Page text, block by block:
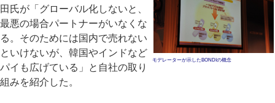
モデレーターが示したBONDIの概念
田氏が「グローバル化しないと、
最悪の場合パートナーがいなくな
る。そのためには国内で売れない
といけないが、韓国やインドなど
パイも広げている」と自社の取り
組みを紹介した。